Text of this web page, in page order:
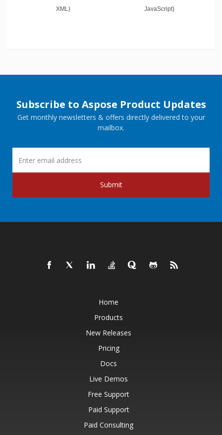
XML) JavaScript)
Subscribe to Aspose Product Updates
Get monthly newsletters & offers directly delivered to your
mailbox.
Submit
Home
Products
New Releases
Pricing
Docs
Live Demos
Free Support
Paid Support
Paid Consulting